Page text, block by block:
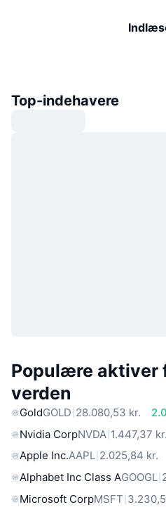
Top-indehavere
Populære aktiver
verden
GoldGOLD 28.080,53 kr.
Nvidia CorpNVDA 1.447,37 kr.
Apple Inc.AAPL 2.025,84 kr.
Alphabet Inc Class AGOOGL
Microsoft CorpMSFT